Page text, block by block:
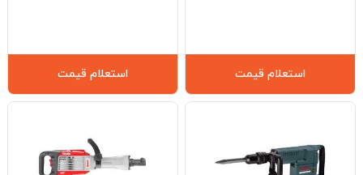
استعلام قیمت استعلام قیمت